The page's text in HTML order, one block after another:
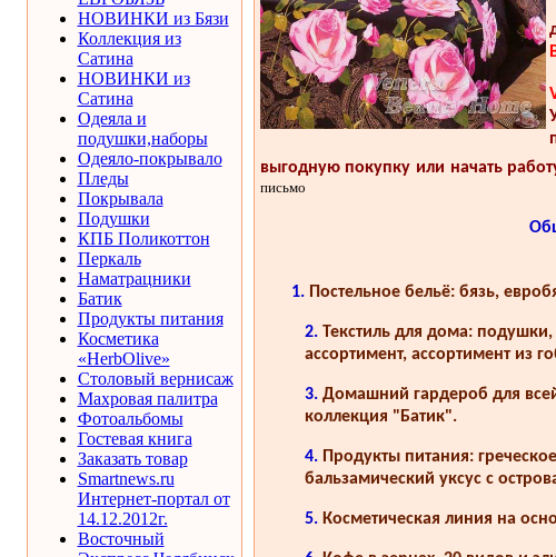
НОВИНКИ из Бязи
Коллекция из
Сатина
НОВИНКИ из
Сатина
Одеяла и
подушки,наборы
Одеяло-покрывало
Пледы
Покрывала
Подушки
КПБ Поликоттон
Перкаль
Наматрацники
Батик
Продукты питания
Косметика
«HerbOlive»
Столовый вернисаж
Махровая палитра
Фотоальбомы
Гостевая книга
Заказать товар
Smartnews.ru
Интернет-портал от
14.12.2012г.
Восточный
выгодную покупку или начать
письмо
1. Постельное бельё: бязь,
2. Текстиль для дома:
ассортимент, ассортимент из
3.Домашний гардероб для
коллекция "Батик".
4. Продукты питания: греческое
бальзамический уксус с
5.Косметическая линия на